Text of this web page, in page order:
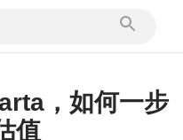
，如何一步
值